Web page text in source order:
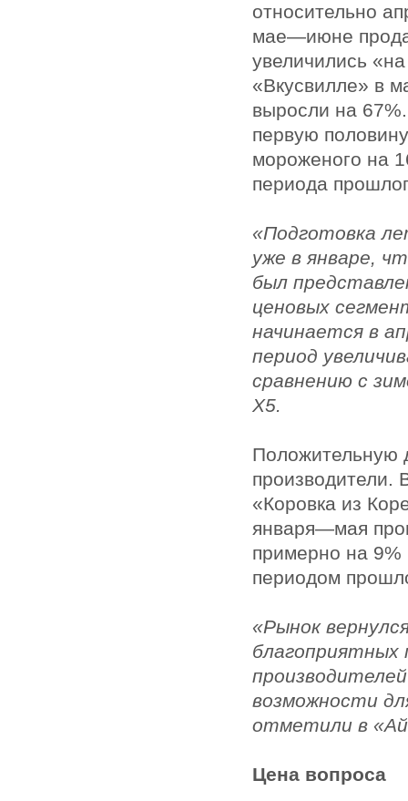
относительно
мае—июне
увеличились
«Вкусвилле» в
выросли на
первую
мороженого на
периода
«Подготовка
уже в январе,
был
ценовых
начинается в
период
сравнению с
Х5.
Положительную
производители.
«Коровка из
января—мая
примерно на
периодом
«Рынок
благоприятных
возможности
отметили в
Цена вопроса